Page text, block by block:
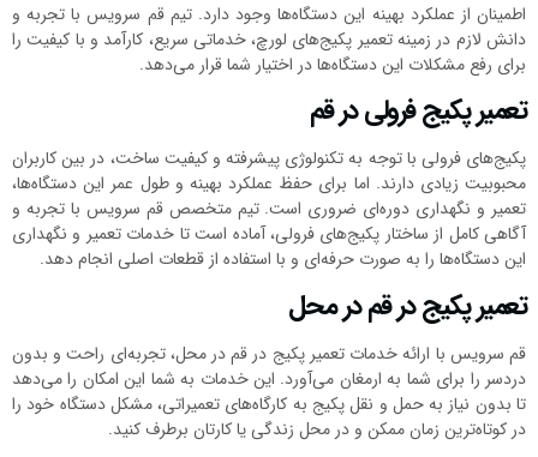
اطمینان از عملکرد بهینه این دستگاه‌ها وجود دارد. تیم قم سرویس با تجربه و
دانش لازم در زمینه تعمیر پکیج‌های لورچ، خدماتی سریع، کارآمد و با کیفیت را
برای رفع مشکلات این دستگاه‌ها در اختیار شما قرار می‌دهد.
تعمیر پکیج فرولی در قم
پکیج‌های فرولی با توجه به تکنولوژی پیشرفته و کیفیت ساخت، در بین کاربران
محبوبیت زیادی دارند. اما برای حفظ عملکرد بهینه و طول عمر این دستگاه‌ها،
تعمیر و نگهداری دوره‌ای ضروری است. تیم متخصص قم سرویس با تجربه و
آگاهی کامل از ساختار پکیج‌های فرولی، آماده است تا خدمات تعمیر و نگهداری
این دستگاه‌ها را به صورت حرفه‌ای و با استفاده از قطعات اصلی انجام دهد.
تعمیر پکیج در قم در محل
قم سرویس با ارائه خدمات تعمیر پکیج در قم در محل، تجربه‌ای راحت و بدون
دردسر را برای شما به ارمغان می‌آورد. این خدمات به شما این امکان را می‌دهد
تا بدون نیاز به حمل و نقل پکیج به کارگاه‌های تعمیراتی، مشکل دستگاه خود را
در کوتاه‌ترین زمان ممکن و در محل زندگی یا کارتان برطرف کنید.